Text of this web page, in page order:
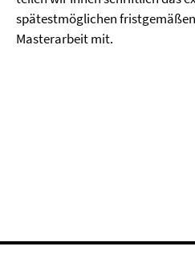
spätestmöglichen
Masterarbeit mit.